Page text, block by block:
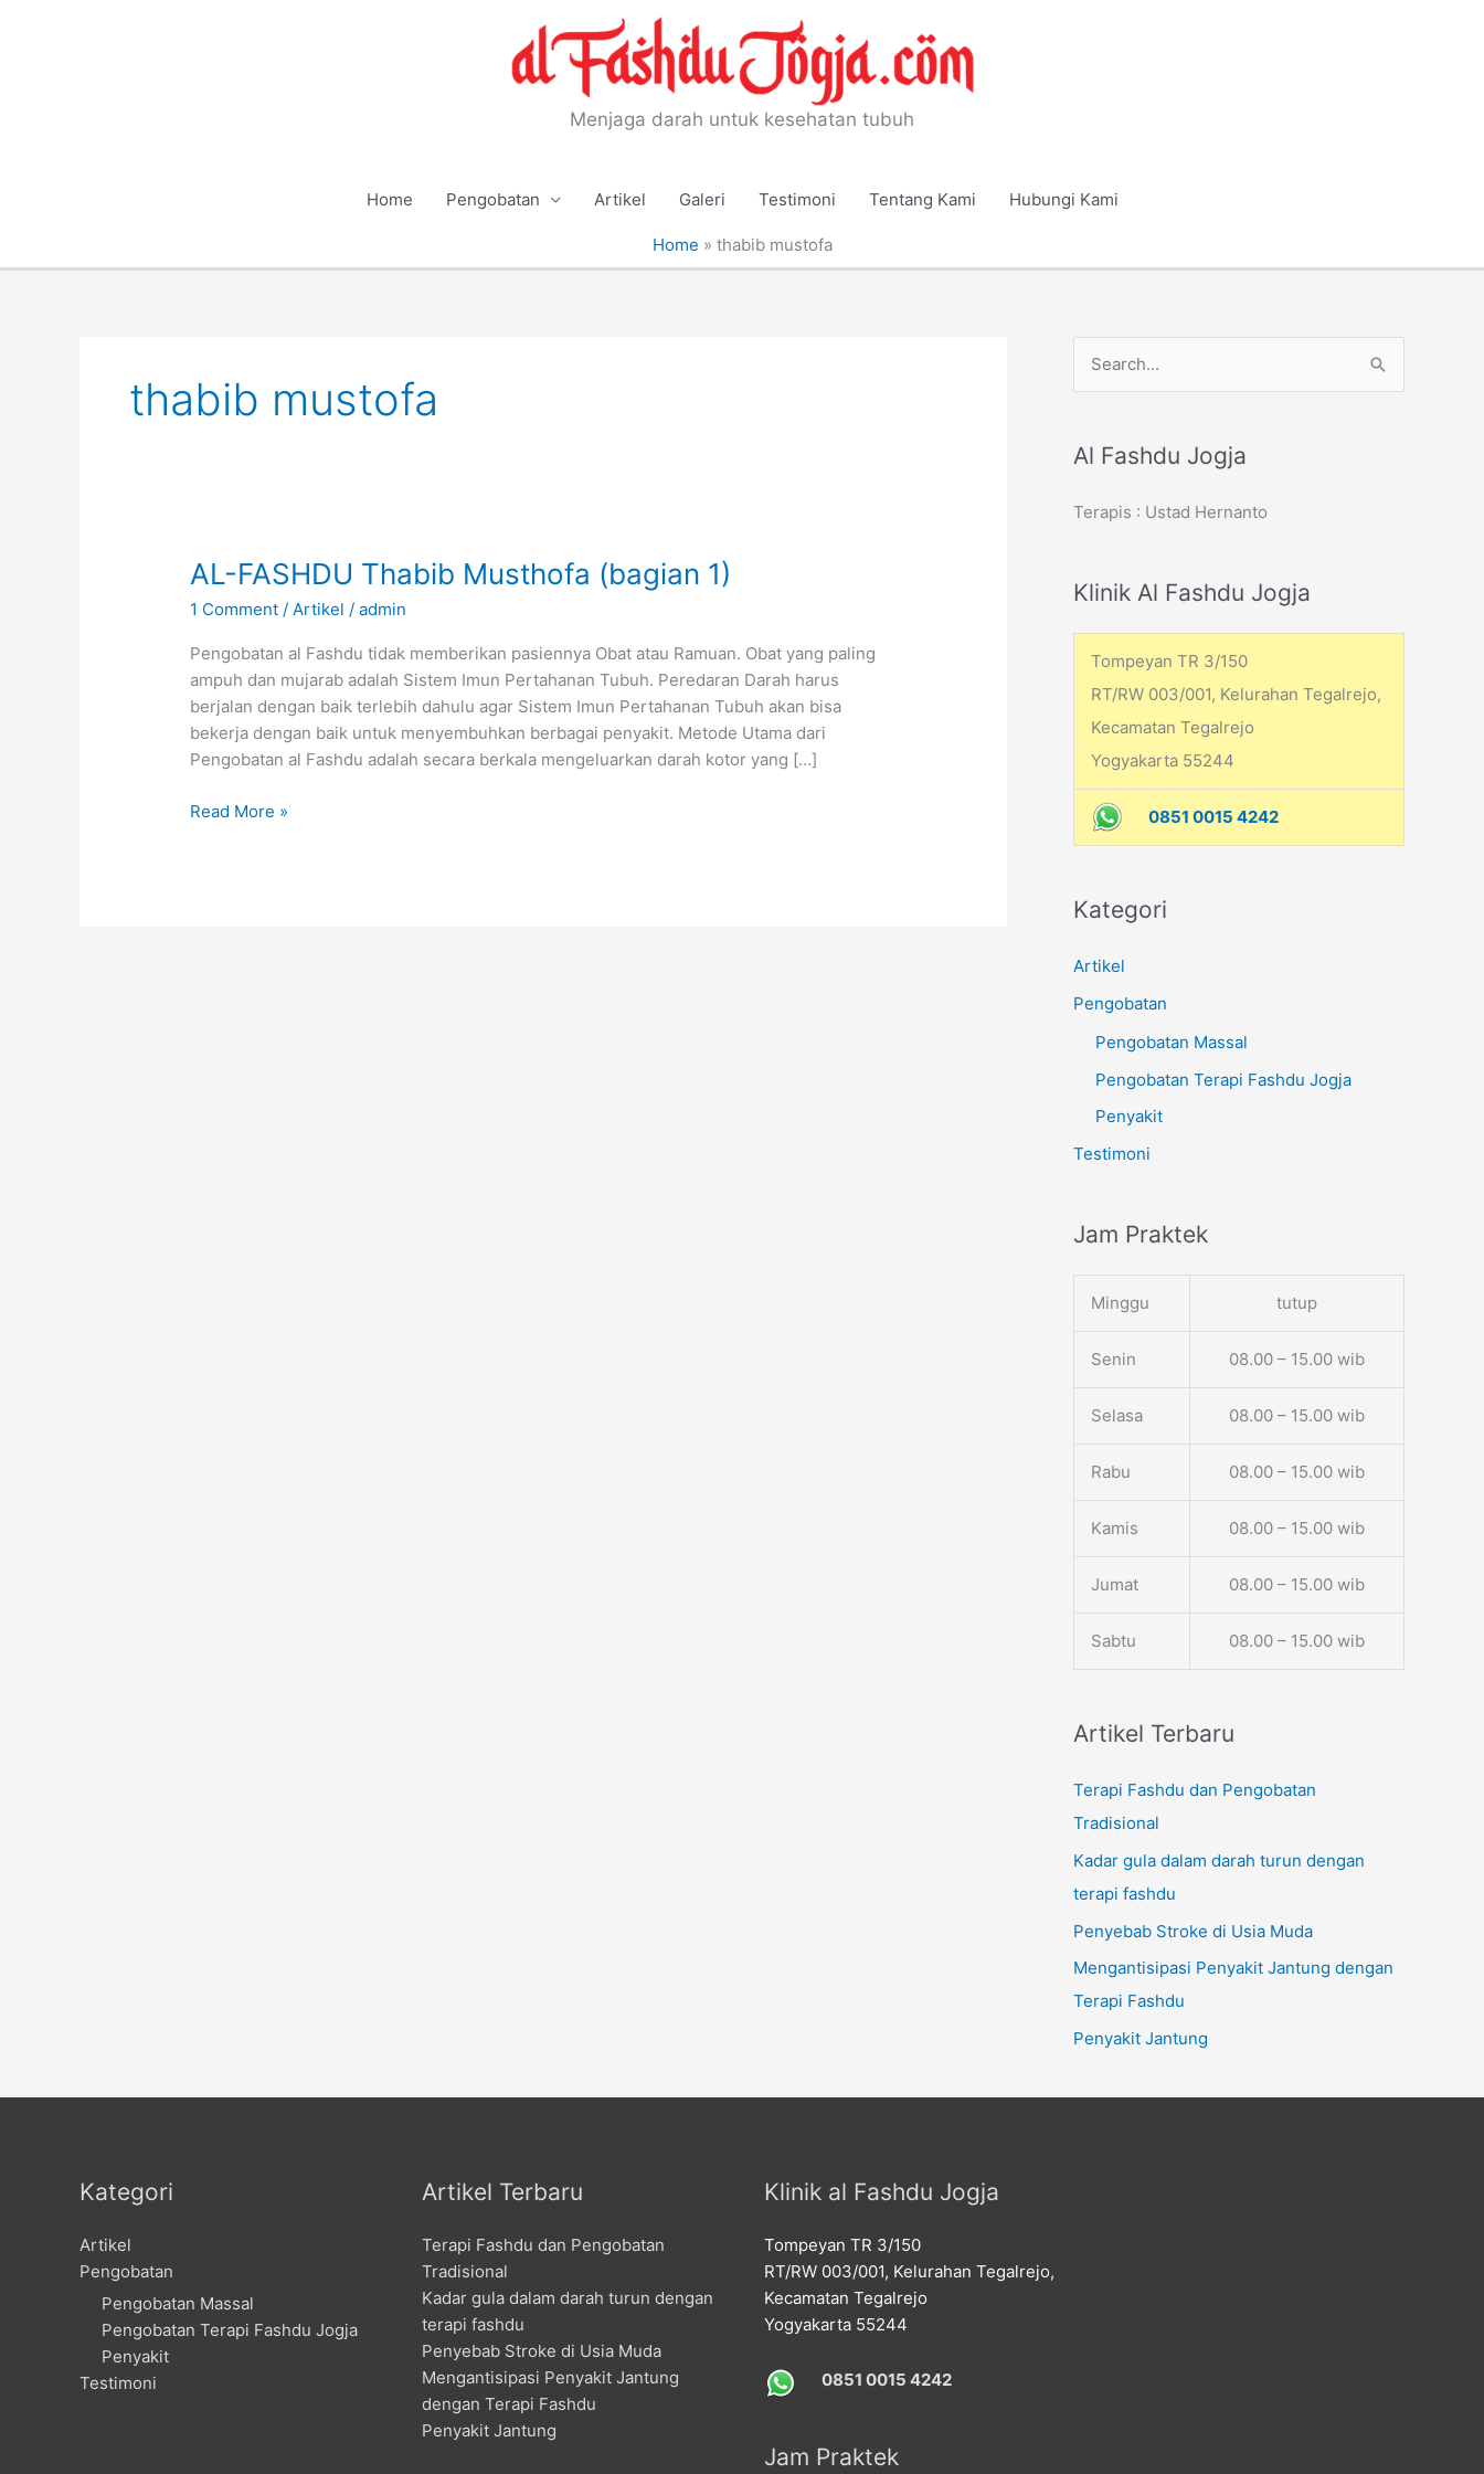
Menjaga darah untuk kesehatan tubuh
Home Pengobatan Artikel Galeri Testimoni Tentang Kami Hubungi Kami
Home » thabib mustofa
thabib mustofa
AL-FASHDU Thabib Musthofa (bagian 1)
1 Comment /Artikel /admin
Pengobatan al Fashdu tidak memberikan pasiennya Obat atau Ramuan. Obat yang paling
ampuh dan mujarab adalah Sistem Imun Pertahanan Tubuh. Peredaran Darah harus
berjalan dengan baik terlebih dahulu agar Sistem Imun Pertahanan Tubuh akan bisa
bekerja dengan baik untuk menyembuhkan berbagai penyakit. Metode Utama dari
Pengobatan al Fashdu adalah secara berkala mengeluarkan darah kotor yang […]
AL-
Read More »
r
h
o
Al Fashdu Jogja
Terapis : Ustad Hernanto
Klinik Al Fashdu Jogja
Tompeyan TR 3/150
RT/RW 003/001, Kelurahan Tegalrejo,
Kecamatan Tegalrejo
Yogyakarta 55244
0851 0015 4242
Kategori
Artikel
Pengobatan
Pengobatan Massal
Pengobatan Terapi Fashdu Jogja
Penyakit
Testimoni
Jam Praktek
Minggu tutup
Senin 08.00 – 15.00 wib
Selasa 08.00 – 15.00 wib
Rabu 08.00 – 15.00 wib
Kamis 08.00 – 15.00 wib
Jumat 08.00 – 15.00 wib
Sabtu 08.00 – 15.00 wib
Artikel Terbaru
Terapi Fashdu dan Pengobatan
Tradisional
Kadar gula dalam darah turun dengan
terapi fashdu
Penyebab Stroke di Usia Muda
Mengantisipasi Penyakit Jantung dengan
Terapi Fashdu
Penyakit Jantung
Kategori
Artikel
Pengobatan
Pengobatan Massal
Pengobatan Terapi Fashdu Jogja
Penyakit
Testimoni
Artikel Terbaru
Terapi Fashdu dan Pengobatan
Tradisional
Kadar gula dalam darah turun dengan
terapi fashdu
Penyebab Stroke di Usia Muda
Mengantisipasi Penyakit Jantung
dengan Terapi Fashdu
Penyakit Jantung
Klinik al Fashdu Jogja
Tompeyan TR 3/150
RT/RW 003/001, Kelurahan Tegalrejo,
Kecamatan Tegalrejo
Yogyakarta 55244
0851 0015 4242
Jam Praktek